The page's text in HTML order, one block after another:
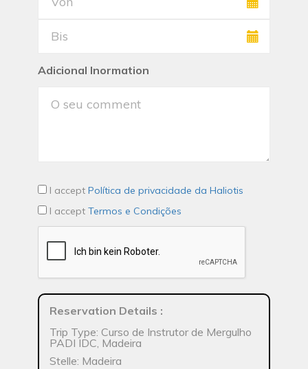
Adicional Inormation
I accept Política de privacidade da Haliotis
I accept Termos e Condições
Reservation Details :
Trip Type: Curso de Instrutor de Mergulho
PADI IDC, Madeira
Stelle: Madeira